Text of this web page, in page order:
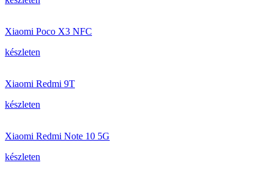
Xiaomi Poco X3 NFC
készleten
Xiaomi Redmi 9T
készleten
Xiaomi Redmi Note 10 5G
készleten